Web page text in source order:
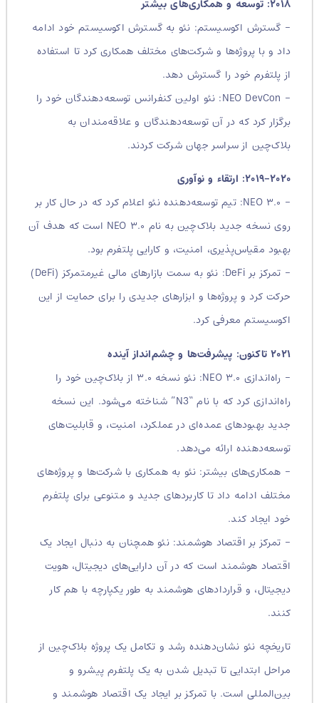
– گسترش اکوسیستم: نئو به گسترش اکوسیستم خود ادامه
داد و با پروژه‌ها و شرکت‌های مختلف همکاری کرد تا استفاده
از پلتفرم خود را گسترش دهد.
– NEO DevCon: نئو اولین کنفرانس توسعه‌دهندگان خود را
برگزار کرد که در آن توسعه‌دهندگان و علاقه‌مندان به
بلاک‌چین از سراسر جهان شرکت کردند.
۲۰۱۹-۲۰۲۰: ارتقاء و نوآوری
– NEO ۳.۰: تیم توسعه‌دهنده نئو اعلام کرد که در حال کار بر
روی نسخه جدید بلاک‌چین به نام NEO ۳.۰ است که هدف آن
بهبود مقیاس‌پذیری، امنیت، و کارایی پلتفرم بود.
– تمرکز بر DeFi: نئو به سمت بازارهای مالی غیرمتمرکز (DeFi)
حرکت کرد و پروژه‌ها و ابزارهای جدیدی را برای حمایت از این
اکوسیستم معرفی کرد.
– راه‌اندازی NEO ۳.۰: نئو نسخه ۳.۰ از بلاک‌چین خود را
راه‌اندازی کرد که با نام “N3” شناخته می‌شود. این نسخه
جدید بهبودهای عمده‌ای در عملکرد، امنیت، و قابلیت‌های
توسعه‌دهنده ارائه می‌دهد.
– همکاری‌های بیشتر: نئو به همکاری با شرکت‌ها و پروژه‌های
مختلف ادامه داد تا کاربردهای جدید و متنوعی برای پلتفرم
خود ایجاد کند.
– تمرکز بر اقتصاد هوشمند: نئو همچنان به دنبال ایجاد یک
اقتصاد هوشمند است که در آن دارایی‌های دیجیتال، هویت
دیجیتال، و قراردادهای هوشمند به طور یکپارچه با هم کار
کنند.
تاریخچه نئو نشان‌دهنده رشد و تکامل یک پروژه بلاک‌چین از
مراحل ابتدایی تا تبدیل شدن به یک پلتفرم پیشرو و
بین‌المللی است. با تمرکز بر ایجاد یک اقتصاد هوشمند و